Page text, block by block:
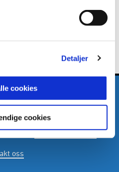
Detaljer
cookies
cookies
Telefon:(+47) 71 20 25 00
oss